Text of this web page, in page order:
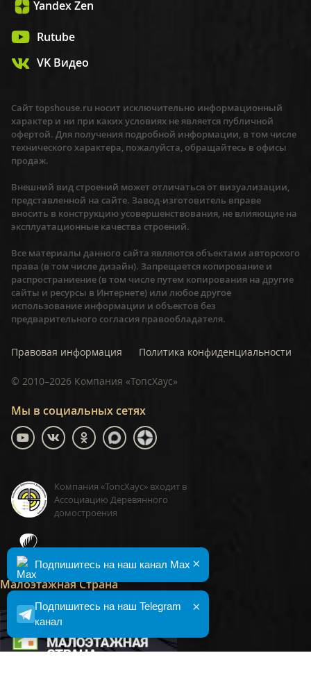
Yandex Zen
Rutube
VK Видео
Мы в социальных сетях
Компания «ТопсХаус» входит в
Ассоциацию Деревянного
домостроения
Малоэтажная Страна
Сайт topshouse.ru носит исключительно информационный
характер и ни при каких условиях не является публичной
офертой. Для получения подробной информации, в том числе
технического характера, пожалуйста, обращайтесь в офисы
продаж.
Внешний вид строений может отличаться от визуализации,
представленной на сайте. Завод-изготовитель вправе
вносить в конструкцию усовершенствования, не влияющие на
эксплуатационные качества строений.
Все материалы данного сайта являются объектами авторского
права (в том числе дизайн). Запрещается копирование и
распространиение (в том числе путем копирования на другие
сайты и ресурсы в Интернете) или любое другое
использование информации и объектов без
предварительного согласия правообладателя.
Правовая информация Политика конфиденциальности
© 2010–2026 Компания «ТопсХаус»
×
Подпишитесь на наш Telegram
канал
×
Подпишитесь на наш канал Max